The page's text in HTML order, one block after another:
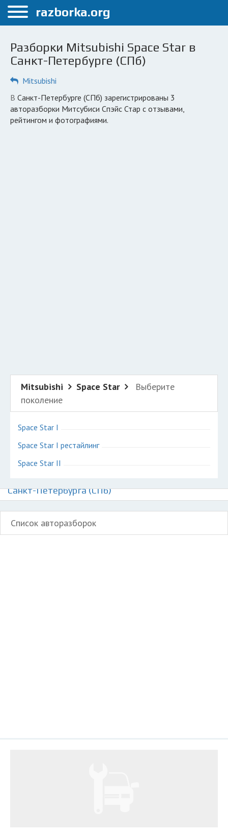
Меню
Санкт-Петербург
Автосервисы
Разборки Mitsubishi Space Star в
Санкт-Петербурге (СПб)
Mitsubishi
в Санкт-Петербурге (СПб) зарегистрированы 3
авторазборки Митсубиси Спэйс Стар с отзывами,
рейтингом и фотографиями.
Mitsubishi Space Star
Выберите
поколение
Space Star I
Space Star I рестайлинг
Space Star II
Санкт-Петербурга (СПб)
Список авторазборок
razborka.org